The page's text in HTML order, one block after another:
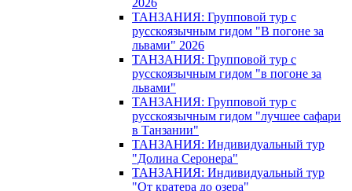
2026
ТАНЗАНИЯ: Групповой тур с
русскоязычным гидом "В погоне за
львами" 2026
ТАНЗАНИЯ: Групповой тур с
русскоязычным гидом "в погоне за
львами"
ТАНЗАНИЯ: Групповой тур с
русскоязычным гидом "лучшее сафари
в Танзании"
ТАНЗАНИЯ: Индивидуальный тур
"Долина Серонера"
ТАНЗАНИЯ: Индивидуальный тур
"От кратера до озера"